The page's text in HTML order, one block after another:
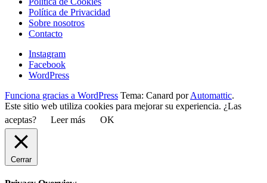
Política de Privacidad
Sobre nosotros
Contacto
Instagram
Facebook
WordPress
Funciona gracias a WordPress Tema: Canard porAutomattic.
Este sitio web utiliza cookies para mejorar su experiencia. ¿Las
aceptas?
Leer más OK
Cerrar